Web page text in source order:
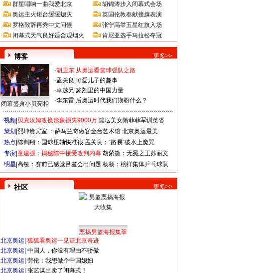
群星唱响一曲我爱北京
奥运主火炬台缓缓熄灭
罗格致辞再秀中文问候
闭幕式天气良好适合观烟火
胡锦涛步入闭幕式会场
英国伦敦奉献接旗表演
张宁高举五星红旗入场
肯尼亚选手马拉松夺冠
博客 更多>>
闭幕盛典小贝亮相
·胡卫东 从奥运看篮球强队之路
·孟关良 可爱儿子的趣事
·卓越兄 篆刻里的中国力量
·李东雷 后奥运时代我们期盼什么？
视频| 贝克汉姆改换形象损失9000万 篮坛美女隋菲菲军训英姿
策划| 熙坤贵宾室 ：萨马兰奇做客金台艺术馆 北京奥运最美
热点| 陈剑翔：国球压轴快准很 孟关良：“路易”破水上魔咒
专家| 童建强：揭秘陈中接受改判内幕 胡紫微：无冕之王苏丽文
明星| 高敏：赛前已感觉吕鑫会出问题 杨杨：榜样集体乒乓球队
社区 更多>>
恶搞男篮海报集萃
北京奥运 狐狐看奥运—见证北京奇迹
北京奥运 中国人，你没有理由不骄傲
北京奥运 劳伦：我想做个中国媳妇
北京奥运 张艺谋出卖了闭幕式！